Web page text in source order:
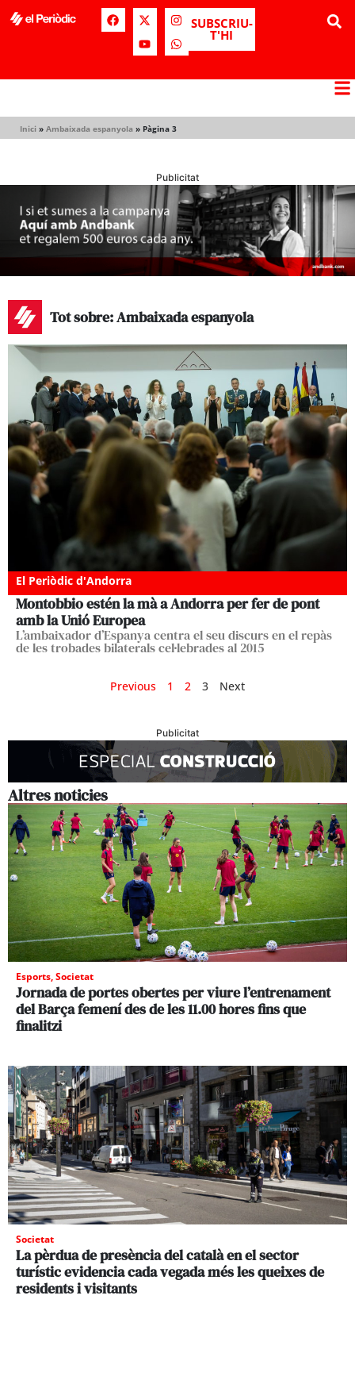
SUBSCRIU-
T'HI
Inici » Ambaixada espanyola » Pàgina 3
Publicitat
Tot sobre: Ambaixada espanyola
El Periòdic d'Andorra
Montobbio estén la mà a Andorra per fer de pont
amb la Unió Europea
L’ambaixador d’Espanya centra el seu discurs en el repàs
de les trobades bilaterals cel·lebrades al 2015
Previous 1 2 3 Next
Publicitat
Altres noticies
Esports,Societat
Jornada de portes obertes per viure l’entrenament
del Barça femení des de les 11.00 hores fins que
finalitzi
Societat
La pèrdua de presència del català en el sector
turístic evidencia cada vegada més les queixes de
residents i visitants